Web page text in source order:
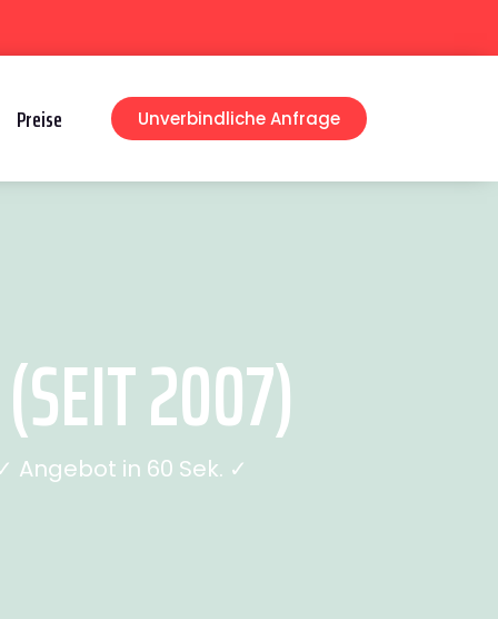
Preise Unverbindliche Anfrage
2007)
Angebot in 60 Sek. ✓